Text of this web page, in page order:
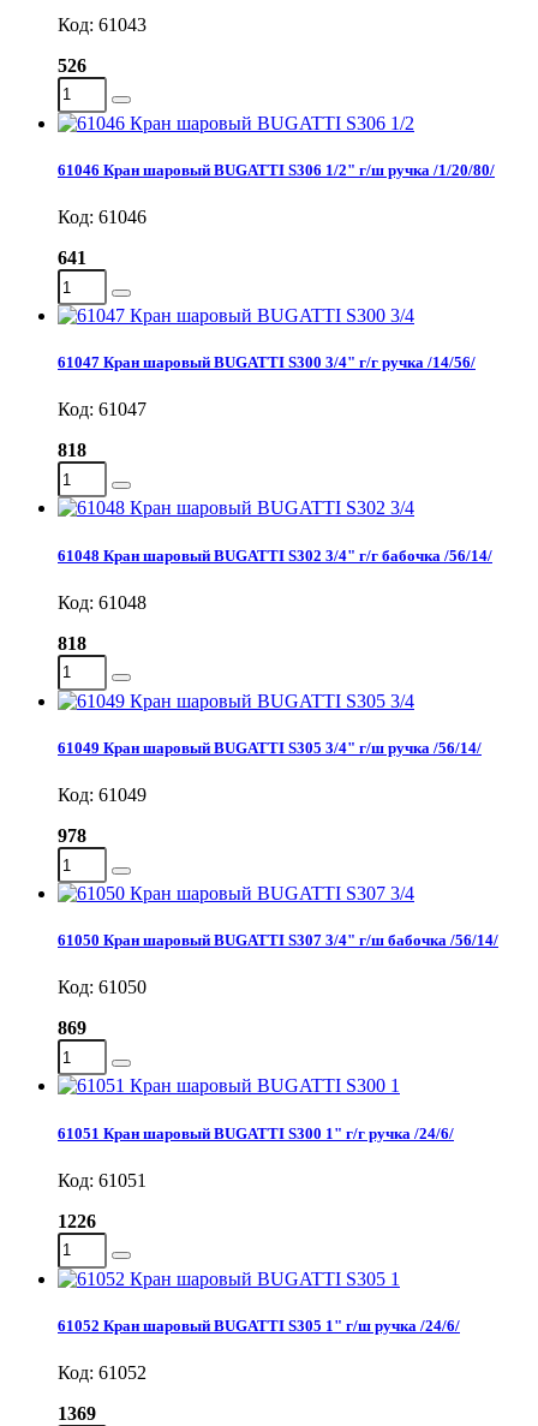
Код: 61043
526
61046 Кран шаровый BUGATTI S306 1/2" г/ш ручка /1/20/80/
Код: 61046
641
61047 Кран шаровый BUGATTI S300 3/4" г/г ручка /14/56/
Код: 61047
818
61048 Кран шаровый BUGATTI S302 3/4" г/г бабочка /56/14/
Код: 61048
818
61049 Кран шаровый BUGATTI S305 3/4" г/ш ручка /56/14/
Код: 61049
978
61050 Кран шаровый BUGATTI S307 3/4" г/ш бабочка /56/14/
Код: 61050
869
61051 Кран шаровый BUGATTI S300 1" г/г ручка /24/6/
Код: 61051
1226
61052 Кран шаровый BUGATTI S305 1" г/ш ручка /24/6/
Код: 61052
1369